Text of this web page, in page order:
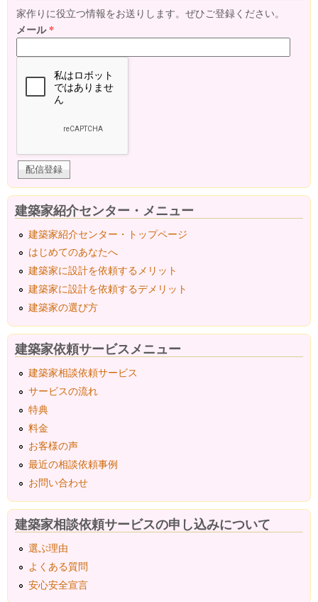
家作りに役立つ情報をお送りします。ぜひご登録ください。
メール*
建築家紹介センター・メニュー
建築家紹介センター・トップページ
はじめてのあなたへ
建築家に設計を依頼するメリット
建築家に設計を依頼するデメリット
建築家の選び方
建築家依頼サービスメニュー
建築家相談依頼サービス
サービスの流れ
特典
料金
お客様の声
最近の相談依頼事例
お問い合わせ
建築家相談依頼サービスの申し込みについて
選ぶ理由
よくある質問
安心安全宣言